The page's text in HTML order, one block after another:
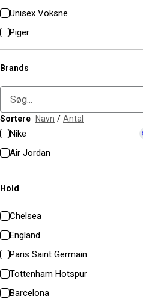
Unisex Voksne
Piger
Brands
Sortere Navn / Antal
Nike
Air Jordan
Hold
Chelsea
England
Paris Saint Germain
Tottenham Hotspur
Barcelona